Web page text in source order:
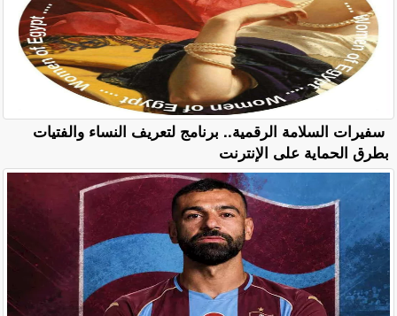
سفيرات السلامة الرقمية.. برنامج لتعريف النساء والفتيات
بطرق الحماية على الإنترنت